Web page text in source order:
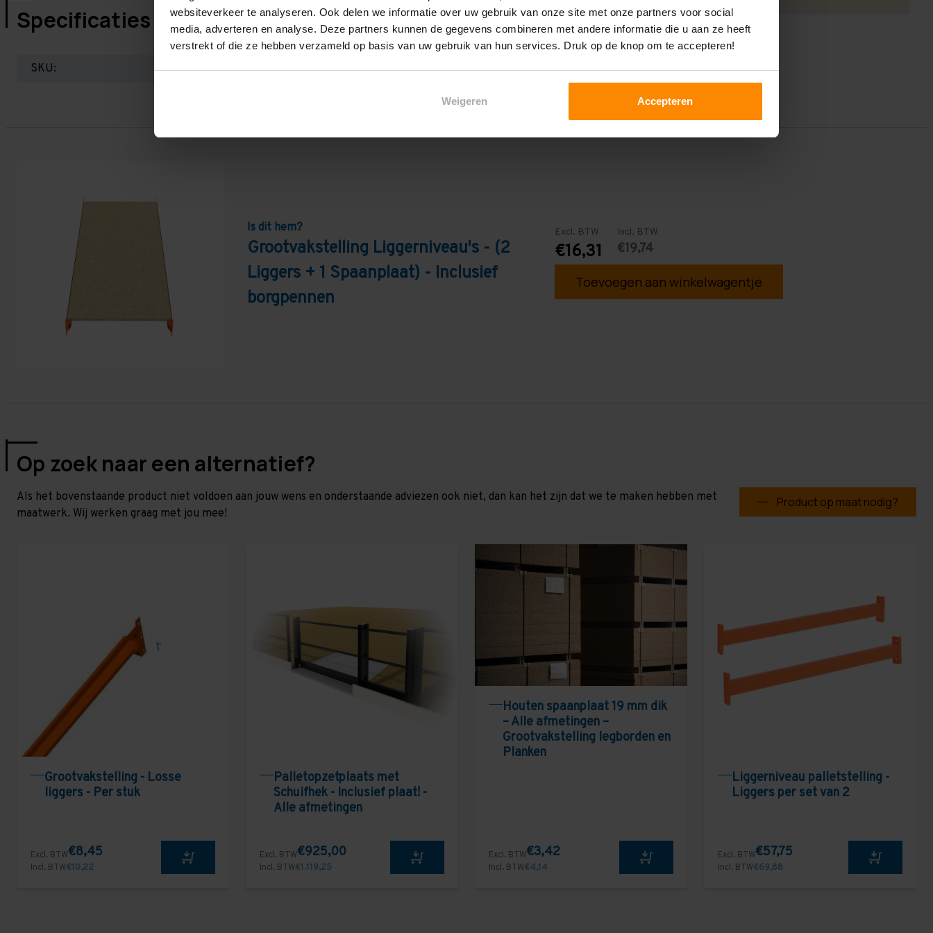
websiteverkeer te analyseren. Ook delen we informatie over uw gebruik van onze site met onze partners voor social
media, adverteren en analyse. Deze partners kunnen de gegevens combineren met andere informatie die u aan ze heeft
verstrekt of die ze hebben verzameld op basis van uw gebruik van hun services. Druk op de knop om te accepteren!
Weigeren Accepteren
Specificaties
SKU: GVLN
Is dit hem?
Grootvakstelling Liggerniveau's - (2
Liggers + 1 Spaanplaat) - Inclusief
borgpennen
Excl. BTW
€16,31
Incl. BTW
€19,74
Toevoegen aan winkelwagentje
Op zoek naar een alternatief?
Als het bovenstaande product niet voldoen aan jouw wens en onderstaande adviezen ook niet, dan kan het zijn dat we te maken hebben met
maatwerk. Wij werken graag met jou mee!
Product op maat nodig?
Grootvakstelling - Losse
liggers - Per stuk
Excl. BTW€8,45
Incl. BTW€10,22
Palletopzetplaats met
Schuifhek - Inclusief plaat! -
Alle afmetingen
Excl. BTW€925,00
Incl. BTW€1.119,25
Houten spaanplaat 19 mm dik
– Alle afmetingen –
Grootvakstelling legborden en
Planken
Excl. BTW€3,42
Incl. BTW€4,14
Liggerniveau palletstelling -
Liggers per set van 2
Excl. BTW€57,75
Incl. BTW€69,88